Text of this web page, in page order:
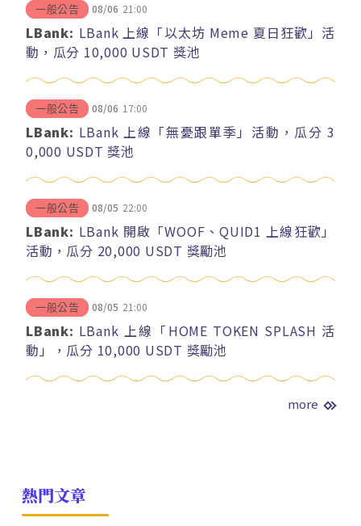
一般公告 08/06 21:00
LBank: LBank 上線「以太坊 Meme 夏日狂歡」活
動，瓜分 10,000 USDT 獎池
一般公告 08/06 17:00
LBank: LBank 上線「無憂跟單季」活動，瓜分 3
0,000 USDT 獎池
一般公告 08/05 22:00
LBank: LBank 開啟「WOOF、QUID1 上線狂歡」
活動，瓜分 20,000 USDT 獎勵池
一般公告 08/05 21:00
LBank: LBank 上線「HOME TOKEN SPLASH 活
動」，瓜分 10,000 USDT 獎勵池
more
熱門文章